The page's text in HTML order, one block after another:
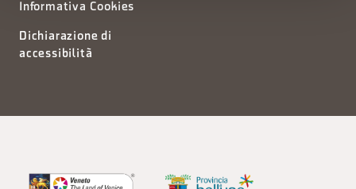
Informativa Cookies
Dichiarazione di
accessibilità